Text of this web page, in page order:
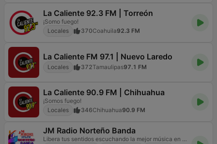
La Caliente 92.3 FM | Torreón
¡Somo fuego!
Locales
370Coahuila92.3 FM
La Caliente FM 97.1 | Nuevo Laredo
Locales 372Tamaulipas97.1 FM
La Caliente 90.9 FM | Chihuahua
¡Somos fuego!
Locales
346Chihuahua90.9 FM
JM Radio Norteño Banda
Libera tus sentidos escuchando la mejor música en JM RADIO Online